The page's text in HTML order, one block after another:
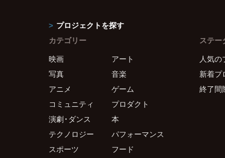
プロジェクトを探す
カテゴリー
映画
アート
写真
音楽
アニメ
ゲーム
コミュニティ
プロダクト
演劇・ダンス
本
テクノロジー
パフォーマンス
スポーツ
フード
ステー
人気の
新着プ
終了間